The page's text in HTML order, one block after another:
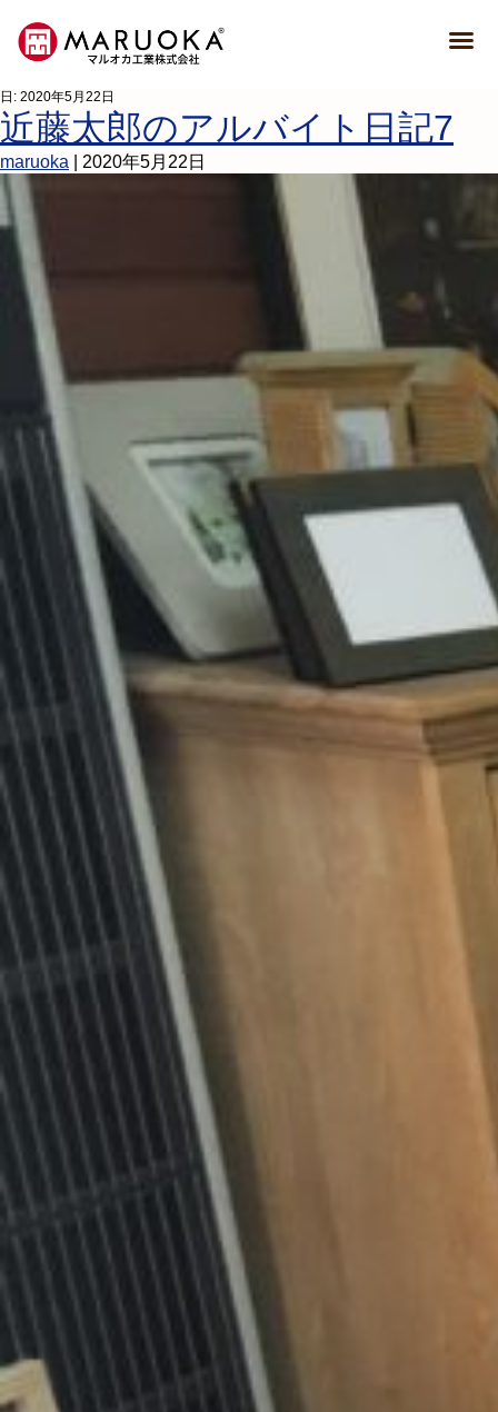
日: 2020年5月22日
近藤太郎のアルバイト日記7
maruoka 2020年5月22日